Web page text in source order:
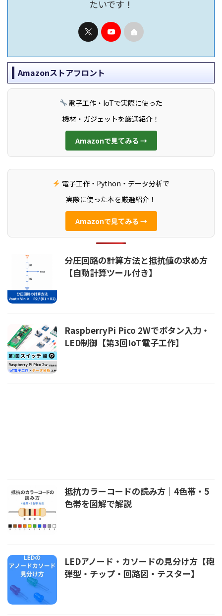
たいです！
Amazonストアフロント
電子工作・IoTで実際に使った
機材・ガジェットを厳選紹介！
Amazonで見てみる →
電子工作・Python・データ分析で
実際に使った本を厳選紹介！
Amazonで見てみる →
分圧回路の計算方法と抵抗値の求め方
【自動計算ツール付き】
RaspberryPi Pico 2Wでボタン入力・
LED制御【第3回IoT電子工作】
抵抗カラーコードの読み方｜4色帯・5
色帯を図解で解説
LEDアノード・カソードの見分け方【砲
弾型・チップ・回路図・テスター】